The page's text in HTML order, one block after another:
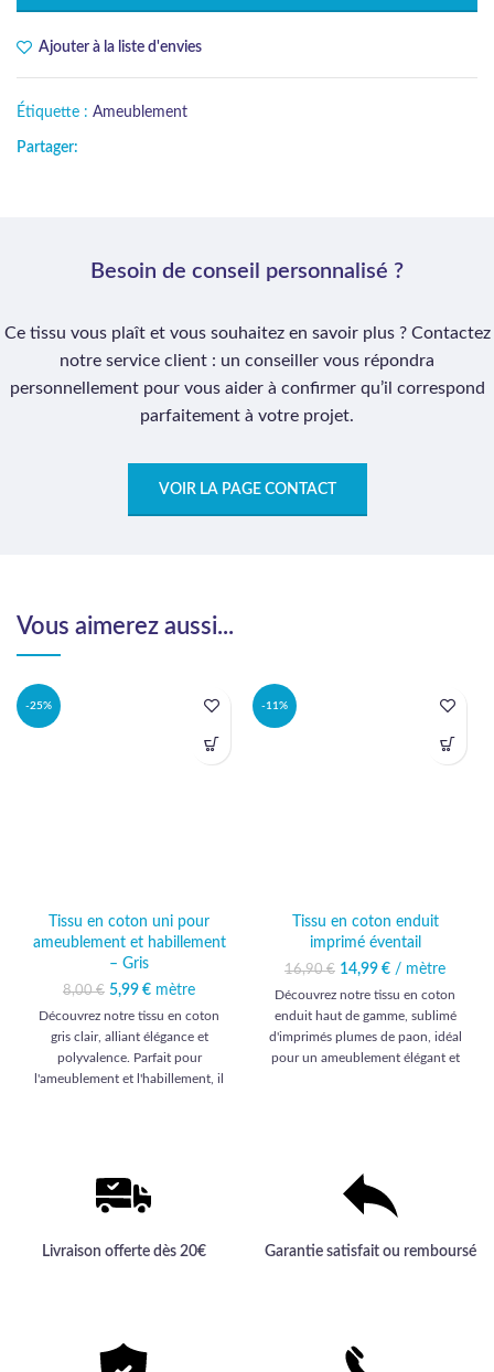
Ajouter à la liste d'envies
Étiquette : Ameublement
Partager:
Besoin de conseil personnalisé ?
Ce tissu vous plaît et vous souhaitez en savoir plus ? Contactez
notre service client : un conseiller vous répondra
personnellement pour vous aider à confirmer qu’il correspond
parfaitement à votre projet.
VOIR LA PAGE CONTACT
Vous aimerez aussi...
-25%
Tissu en coton uni pour
ameublement et habillement
– Gris
8,00€ Le prix initial était :
5,99 € Le prix actuel
est : 5,99 €.
mètre
Découvrez notre tissu en coton
gris clair, alliant élégance et
polyvalence. Parfait pour
l'ameublement et l'habillement, il
-11%
Tissu en coton enduit
imprimé éventail
16,90€
Le prix initial était :
16,90 €.
14,99 €
Le prix
actuel est :
14,99 €.
/ mètre
Découvrez notre tissu en coton
enduit haut de gamme, sublimé
d'imprimés plumes de paon, idéal
pour un ameublement élégant et
Livraison offerte dès 20€ Garantie satisfait ou remboursé